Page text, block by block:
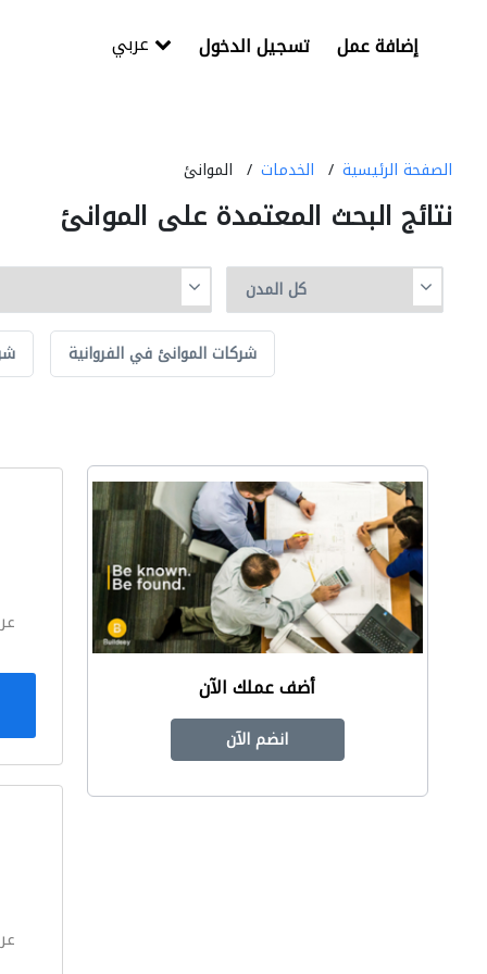
تسجيل الدخول إضافة عمل
الصفحة الرئيسية الخدمات الموانئ
نتائج البحث المعتمدة على الموانئ
شركات الموانئ في الفروانية
أضف عملك الآن
انضم الآن